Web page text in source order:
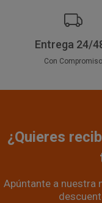
Entrega 24/
Con Compromiso
¿Quieres
Apúntante a nuestra